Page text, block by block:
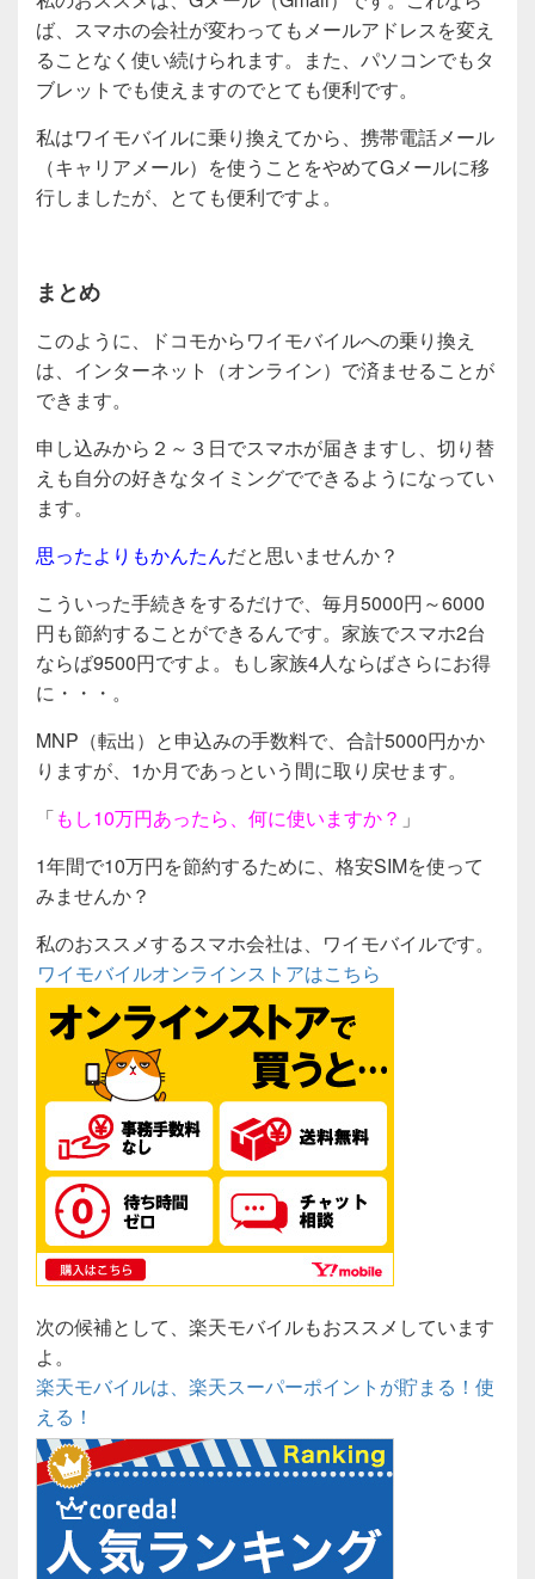
ば、スマホの会社が変わってもメールアドレスを変え
ることなく使い続けられます。また、パソコンでもタ
ブレットでも使えますのでとても便利です。
私はワイモバイルに乗り換えてから、携帯電話メール
（キャリアメール）を使うことをやめてGメールに移
行しましたが、とても便利ですよ。
まとめ
このように、ドコモからワイモバイルへの乗り換え
は、インターネット（オンライン）で済ませることが
できます。
申し込みから２～３日でスマホが届きますし、切り替
えも自分の好きなタイミングでできるようになってい
ます。
思ったよりもかんたんだと思いませんか？
こういった手続きをするだけで、毎月5000円～6000
円も節約することができるんです。家族でスマホ2台
ならば9500円ですよ。もし家族4人ならばさらにお得
に・・・。
MNP（転出）と申込みの手数料で、合計5000円かか
りますが、1か月であっという間に取り戻せます。
「もし10万円あったら、何に使いますか？ 」
1年間で10万円を節約するために、格安SIMを使って
みませんか？
私のおススメするスマホ会社は、ワイモバイルです。
ワイモバイルオンラインストアはこちら
次の候補として、楽天モバイルもおススメしています
よ。
楽天モバイルは、楽天スーパーポイントが貯まる！使
える！